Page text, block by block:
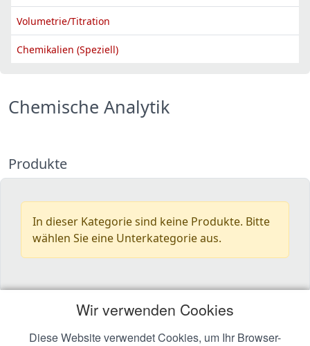
Wir verwenden Cookies
Diese Website verwendet Cookies, um Ihr Browser-
Volumetrie/Titration
Chemikalien (Speziell)
Chemische Analytik
Produkte
In dieser Kategorie sind keine Produkte. Bitte
wählen Sie eine Unterkategorie aus.